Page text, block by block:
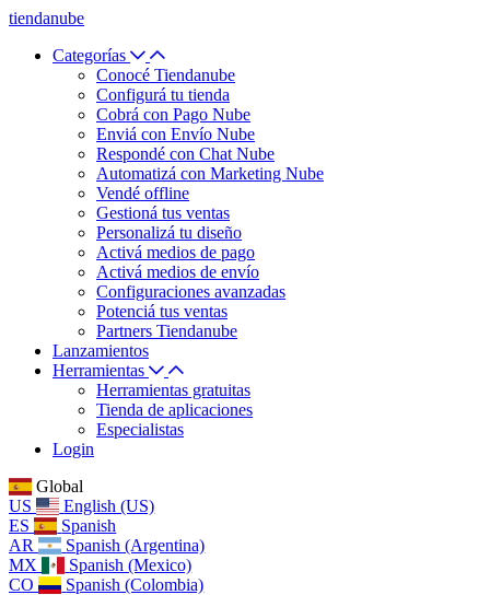
tiendanube
Categorías
Conocé Tiendanube
Configurá tu tienda
Cobrá con Pago Nube
Enviá con Envío Nube
Respondé con Chat Nube
Automatizá con Marketing Nube
Vendé offline
Gestioná tus ventas
Personalizá tu diseño
Activá medios de pago
Activá medios de envío
Configuraciones avanzadas
Potenciá tus ventas
Partners Tiendanube
Lanzamientos
Herramientas
Herramientas gratuitas
Tienda de aplicaciones
Especialistas
Login
Global
US
English (US)
ES
Spanish
AR
Spanish (Argentina)
MX
Spanish (Mexico)
CO
Spanish (Colombia)